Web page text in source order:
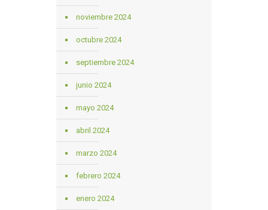
noviembre 2024
octubre 2024
septiembre 2024
junio 2024
mayo 2024
abril 2024
marzo 2024
febrero 2024
enero 2024